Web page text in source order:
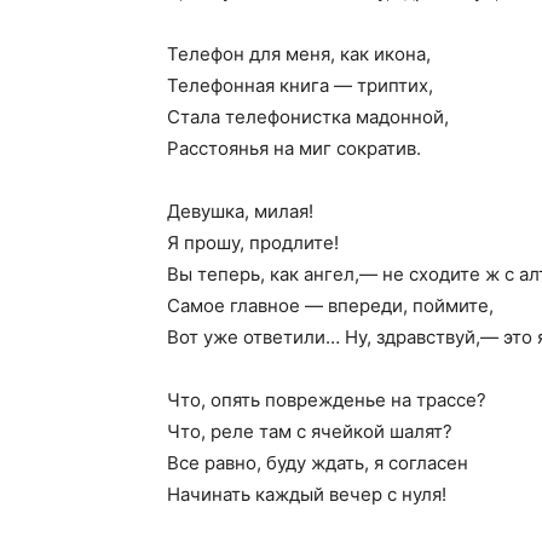
Телефон для меня, как икона,
Телефонная книга — триптих,
Стала телефонистка мадонной,
Расстоянья на миг сократив.
Девушка, милая!
Я прошу, продлите!
Вы теперь, как ангел,— не сходите ж с
Самое главное — впереди, поймите,
Вот уже ответили… Ну, здравствуй,— это
Что, опять поврежденье на трассе?
Что, реле там с ячейкой шалят?
Все равно, буду ждать, я согласен
Начинать каждый вечер с нуля!